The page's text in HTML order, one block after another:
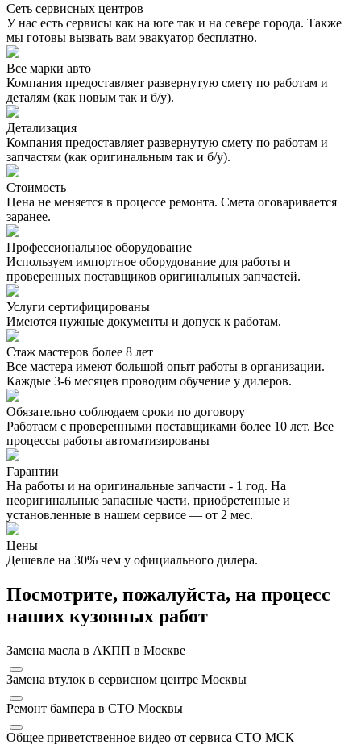
Сеть сервисных центров
У нас есть сервисы как на юге так и на севере города. Также
мы готовы вызвать вам эвакуатор бесплатно.
Все марки авто
Компания предоставляет развернутую смету по работам и
деталям (как новым так и б/у).
Детализация
Компания предоставляет развернутую смету по работам и
запчастям (как оригинальным так и б/у).
Стоимость
Цена не меняется в процессе ремонта. Смета оговаривается
заранее.
Профессиональное оборудование
Используем импортное оборудование для работы и
проверенных поставщиков оригинальных запчастей.
Услуги сертифицированы
Имеются нужные документы и допуск к работам.
Стаж мастеров более 8 лет
Все мастера имеют большой опыт работы в организации.
Каждые 3-6 месяцев проводим обучение у дилеров.
Обязательно соблюдаем сроки по договору
Работаем с проверенными поставщиками более 10 лет. Все
процессы работы автоматизированы
Гарантии
На работы и на оригинальные запчасти - 1 год. На
неоригинальные запасные части, приобретенные и
установленные в нашем сервисе — от 2 мес.
Цены
Дешевле на 30% чем у официального дилера.
Посмотрите, пожалуйста, на процесс
наших кузовных работ
Замена масла в АКПП в Москве
Замена втулок в сервисном центре Москвы
Ремонт бампера в СТО Москвы
Общее приветственное видео от сервиса СТО МСК